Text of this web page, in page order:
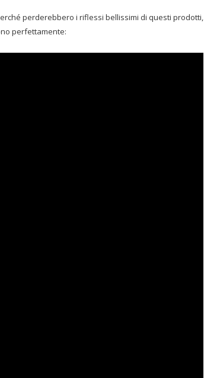
perderebbero i riflessi bellissimi di questi prodotti,
perfettamente: